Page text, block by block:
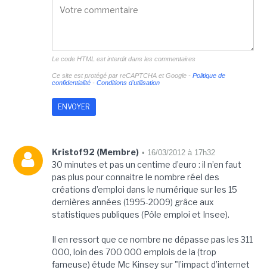
Le code HTML est interdit dans les commentaires
Ce site est protégé par reCAPTCHA et Google - Politique de
confidentialité- Conditions d'utilisation
Kristof92 (Membre) • 16/03/2012 à 17h32
30 minutes et pas un centime d’euro : il n’en faut
pas plus pour connaitre le nombre réel des
créations d’emploi dans le numérique sur les 15
dernières années (1995-2009) grâce aux
statistiques publiques (Pôle emploi et Insee).
Il en ressort que ce nombre ne dépasse pas les 311
000, loin des 700 000 emplois de la (trop
fameuse) étude Mc Kinsey sur "l’impact d’internet